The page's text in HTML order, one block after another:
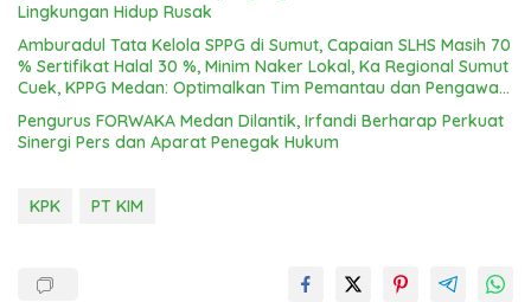
Lingkungan Hidup Rusak
Amburadul Tata Kelola SPPG di Sumut, Capaian SLHS Masih 70
% Sertifikat Halal 30 %, Minim Naker Lokal, Ka Regional Sumut
Cuek, KPPG Medan: Optimalkan Tim Pemantau dan Pengawas
Pengurus FORWAKA Medan Dilantik, Irfandi Berharap Perkuat
Sinergi Pers dan Aparat Penegak Hukum
KPK PT KIM